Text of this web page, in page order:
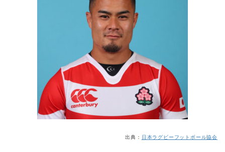
出典： 日本ラグビーフットボール協会